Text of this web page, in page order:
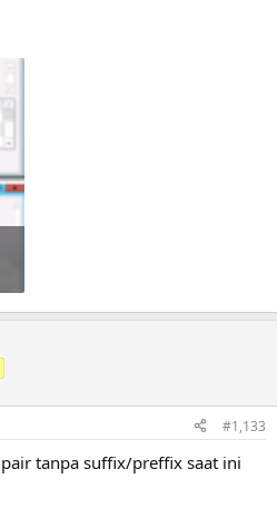
#1,133
tanpa suffix/preffix saat ini